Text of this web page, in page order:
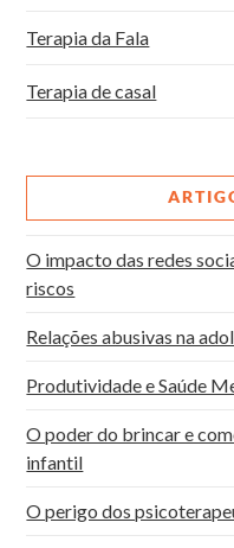
Terapia da Fala
Terapia de casal
O impacto das redes
riscos
Relações abusivas na
Produtividade e Saúde
O poder do brincar e
infantil
O perigo dos